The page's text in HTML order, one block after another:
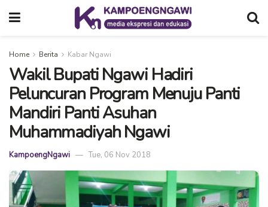
Home Berita Kabar Ngawi
Wakil Bupati Ngawi Hadiri
Peluncuran Program Menuju Panti
Mandiri Panti Asuhan
Muhammadiyah Ngawi
KampoengNgawi Tue, 06 Nov 2018